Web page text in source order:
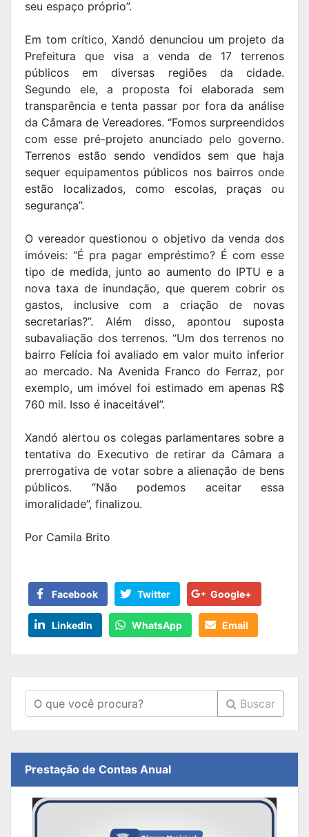
seu espaço próprio”.
Em tom crítico, Xandó denunciou um projeto da
Prefeitura que visa a venda de 17 terrenos
públicos em diversas regiões da cidade.
Segundo ele, a proposta foi elaborada sem
transparência e tenta passar por fora da análise
da Câmara de Vereadores. “Fomos surpreendidos
com esse pré-projeto anunciado pelo governo.
Terrenos estão sendo vendidos sem que haja
sequer equipamentos públicos nos bairros onde
estão localizados, como escolas, praças ou
segurança”.
O vereador questionou o objetivo da venda dos
imóveis: “É pra pagar empréstimo? É com esse
tipo de medida, junto ao aumento do IPTU e a
nova taxa de inundação, que querem cobrir os
gastos, inclusive com a criação de novas
secretarias?”. Além disso, apontou suposta
subavaliação dos terrenos. “Um dos terrenos no
bairro Felícia foi avaliado em valor muito inferior
ao mercado. Na Avenida Franco do Ferraz, por
exemplo, um imóvel foi estimado em apenas R$
760 mil. Isso é inaceitável”.
Xandó alertou os colegas parlamentares sobre a
tentativa do Executivo de retirar da Câmara a
prerrogativa de votar sobre a alienação de bens
públicos. “Não podemos aceitar essa
imoralidade”, finalizou.
Por Camila Brito
Facebook Twitter Google+
LinkedIn WhatsApp Email
Buscar
Prestação de Contas Anual